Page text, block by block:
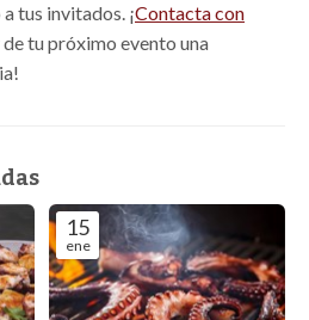
tus invitados. ¡Contacta con
tu próximo evento una
15
ene